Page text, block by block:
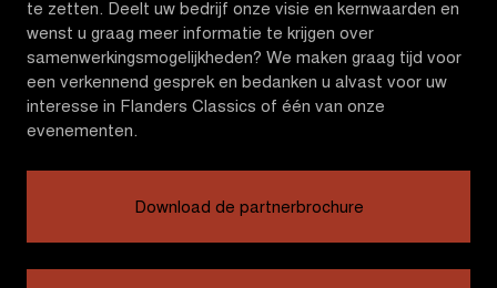
te zetten. Deelt uw bedrijf onze visie en kernwaarden en
wenst u graag meer informatie te krijgen over
samenwerkingsmogelijkheden? We maken graag tijd voor
een verkennend gesprek en bedanken u alvast voor uw
interesse in Flanders Classics of één van onze
evenementen.
Download de partnerbrochure